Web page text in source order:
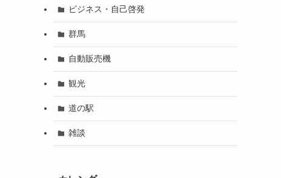
ビジネス・自己啓発
群馬
自動販売機
観光
道の駅
雑談